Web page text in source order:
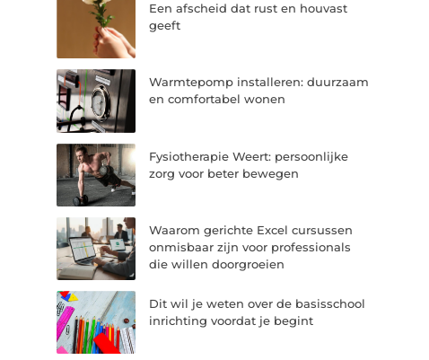
Een afscheid dat rust en houvast
geeft
Warmtepomp installeren: duurzaam
en comfortabel wonen
Fysiotherapie Weert: persoonlijke
zorg voor beter bewegen
Waarom gerichte Excel cursussen
onmisbaar zijn voor professionals
die willen doorgroeien
Dit wil je weten over de basisschool
inrichting voordat je begint